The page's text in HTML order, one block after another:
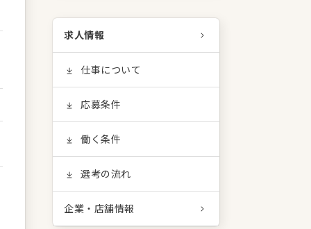
求人情報
仕事について
応募条件
働く条件
選考の流れ
企業・店舗情報